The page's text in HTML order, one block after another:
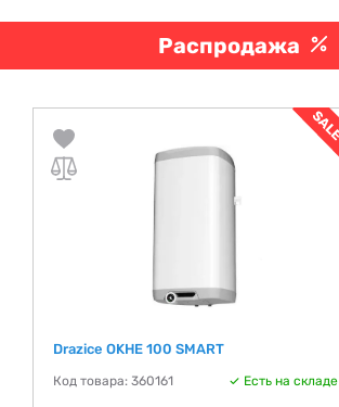
Распродажа
Drazice OKHE 100 SMART
Код товара: 360161 Есть на складе